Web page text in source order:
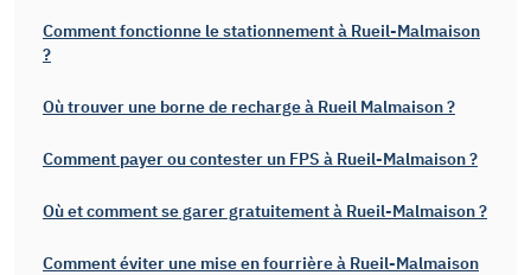
Comment fonctionne le stationnement à Rueil-Malmaison
?
Où trouver une borne de recharge à Rueil Malmaison ?
Comment payer ou contester un FPS à Rueil-Malmaison ?
Où et comment se garer gratuitement à Rueil-Malmaison ?
Comment éviter une mise en fourrière à Rueil-Malmaison